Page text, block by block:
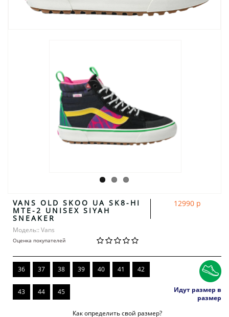
VANS OLD SKOO UA SK8-HI
MTE-2 UNISEX SIYAH
SNEAKER
Модель:: Vans
Оценка покупателей
12990 р
36 37 38 39 40 41 42
43 44 45
Идут размер в
размер
Как определить свой размер?